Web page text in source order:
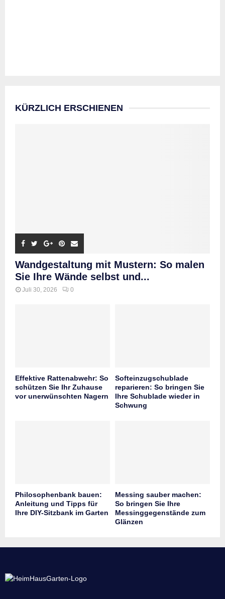
KÜRZLICH ERSCHIENEN
Wandgestaltung mit Mustern: So malen
Sie Ihre Wände selbst und...
Juli 30, 2026 0
Effektive Rattenabwehr: So
schützen Sie Ihr Zuhause
vor unerwünschten Nagern
Softeinzugschublade
reparieren: So bringen Sie
Ihre Schublade wieder in
Schwung
Philosophenbank bauen:
Anleitung und Tipps für
Ihre DIY-Sitzbank im Garten
Messing sauber machen:
So bringen Sie Ihre
Messinggegenstände zum
Glänzen